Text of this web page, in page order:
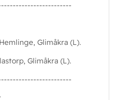
Glimåkra (L).
Glimåkra (L).